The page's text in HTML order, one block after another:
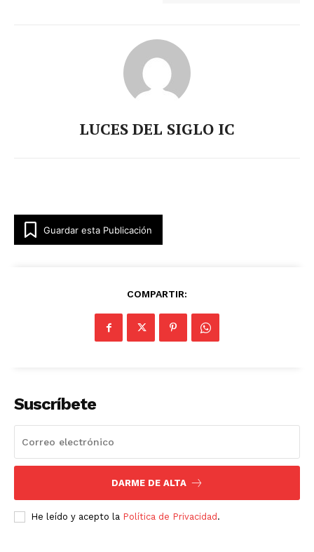
LUCES DEL SIGLO IC
Guardar esta Publicación
COMPARTIR:
Suscríbete
DARME DE ALTA
He leído y acepto la Política de Privacidad .